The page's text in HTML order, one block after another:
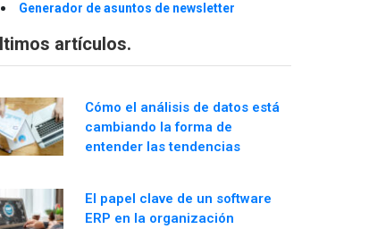
Generador de asuntos de newsletter
artículos.
Cómo el análisis de datos está
cambiando la forma de
entender las tendencias
El papel clave de un software
ERP en la organización